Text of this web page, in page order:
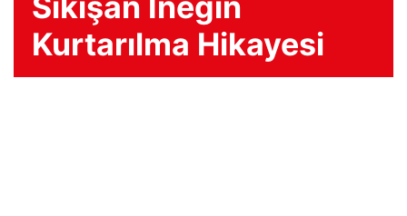
Kurtarılma Hikayesi